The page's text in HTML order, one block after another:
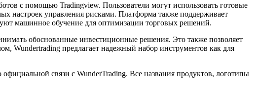
с помощью Tradingview. Пользователи могут использовать готовые
настроек управления рисками. Платформа также поддерживает
машинное обучение для оптимизации торговых решений.
обоснованные инвестиционные решения. Это также позволяет
Wundertrading предлагает надежный набор инструментов как для
связи с WunderTrading. Все названия продуктов, логотипы